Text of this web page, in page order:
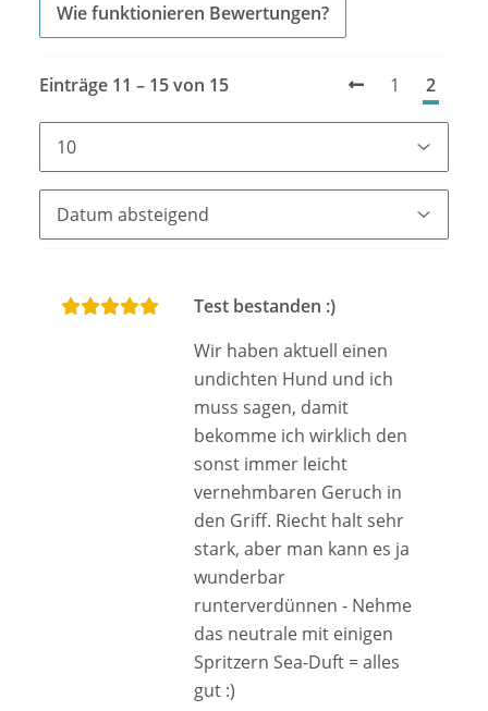
Wie funktionieren Bewertungen?
Einträge 11 – 15 von 15 1 2
Test bestanden :)
Wir haben aktuell einen
undichten Hund und ich
muss sagen, damit
bekomme ich wirklich den
sonst immer leicht
vernehmbaren Geruch in
den Griff. Riecht halt sehr
stark, aber man kann es ja
wunderbar
runterverdünnen - Nehme
das neutrale mit einigen
Spritzern Sea-Duft = alles
gut :)